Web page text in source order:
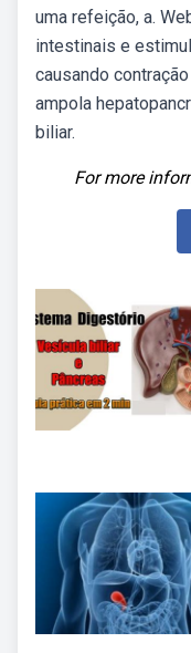
uma refeição, a.
intestinais e
causando
ampola
biliar.
For more